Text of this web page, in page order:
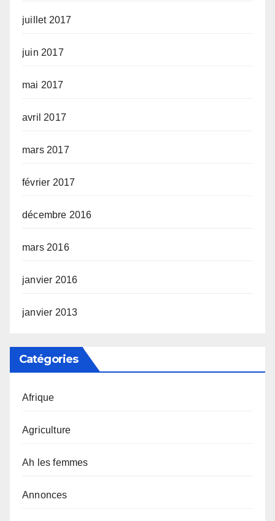
juillet 2017
juin 2017
mai 2017
avril 2017
mars 2017
février 2017
décembre 2016
mars 2016
janvier 2016
janvier 2013
Catégories
Afrique
Agriculture
Ah les femmes
Annonces